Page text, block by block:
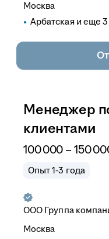
Москва
Арбатская и еще 3
Менеджер
клиентами
100 000 –150
Опыт 1-3 года
ООО Группа
Москва